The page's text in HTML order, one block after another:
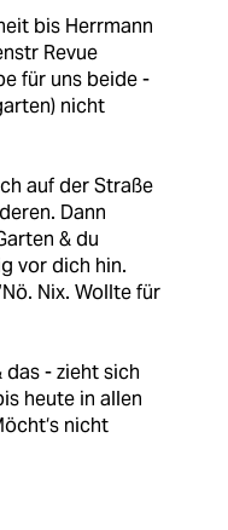
bis Herrmann
Revue
für uns beide -
nicht
auf der Straße
Dann
& du
vor dich hin.
Nix. Wollte für
das - zieht sich
heute in allen
nicht